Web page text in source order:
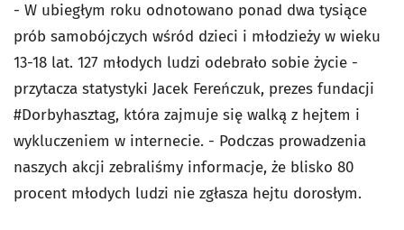
- W ubiegłym roku odnotowano ponad dwa tysiące
prób samobójczych wśród dzieci i młodzieży w wieku
13-18 lat. 127 młodych ludzi odebrało sobie życie -
przytacza statystyki Jacek Fereńczuk, prezes fundacji
#Dorbyhasztag, która zajmuje się walką z hejtem i
wykluczeniem w internecie. - Podczas prowadzenia
naszych akcji zebraliśmy informacje, że blisko 80
procent młodych ludzi nie zgłasza hejtu dorosłym.